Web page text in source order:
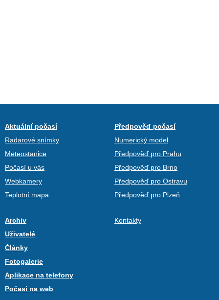
Aktuální počasí
Radarové snímky
Meteostanice
Počasí u vás
Webkamery
Teplotní mapa
Předpověď počasí
Numerický model
Předpověď pro Prahu
Předpověď pro Brno
Předpověď pro Ostravu
Předpověď pro Plzeň
Archiv
Uživatelé
Články
Fotogalerie
Aplikace na telefony
Počasí na web
Kontakty